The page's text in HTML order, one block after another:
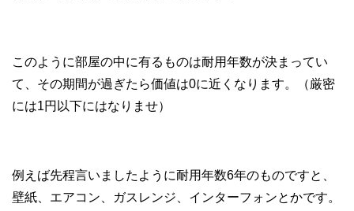
このように部屋の中に有るものは耐用年数が決まってい
て、その期間が過ぎたら価値は0に近くなります。（厳密
には1円以下にはなりませ）
例えば先程言いましたように耐用年数6年のものですと、
壁紙、エアコン、ガスレンジ、インターフォンとかです。